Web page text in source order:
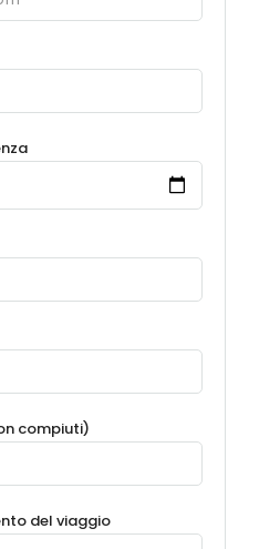
compiuti)
del viaggio